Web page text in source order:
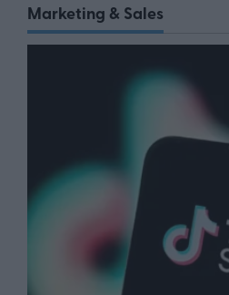
Marketing & Sales